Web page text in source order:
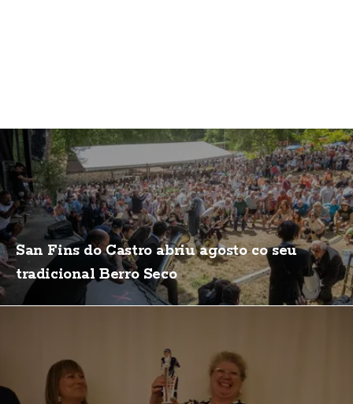
San Fins do Castro abriu agosto co seu
tradicional Berro Seco